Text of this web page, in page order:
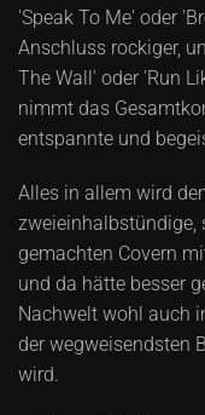
'Speak To Me' oder
Anschluss rockiger,
The Wall' oder 'Run
nimmt das
entspannte und
Alles in allem wird
zweieinhalbstündige,
gemachten Covern
und da hätte besser
Nachwelt wohl auch
der wegweisendsten
wird.